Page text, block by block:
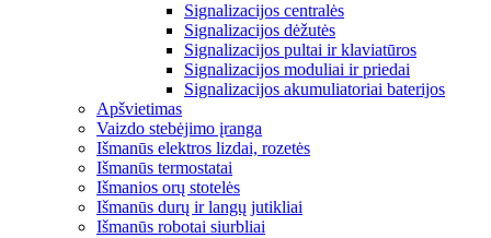
Signalizacijos centralės
Signalizacijos dėžutės
Signalizacijos pultai ir klaviatūros
Signalizacijos moduliai ir priedai
Signalizacijos akumuliatoriai baterijos
Apšvietimas
Vaizdo stebėjimo įranga
Išmanūs elektros lizdai, rozetės
Išmanūs termostatai
Išmanios orų stotelės
Išmanūs durų ir langų jutikliai
Išmanūs robotai siurbliai